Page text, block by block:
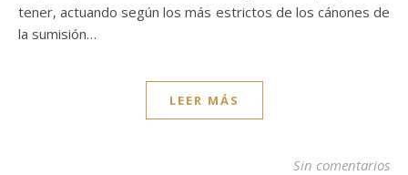
tener, actuando según los más estrictos de los cánones de
la sumisión…
LEER MÁS
Sin comentarios